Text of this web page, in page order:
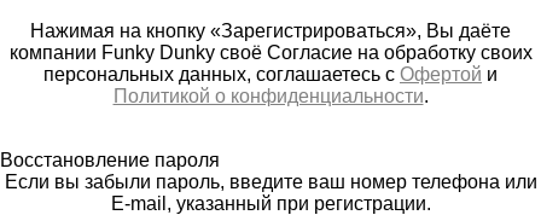
Нажимая на кнопку «Зарегистрироваться», Вы даёте
компании Funky Dunky своё Согласие на обработку своих
персональных данных, соглашаетесь с Офертой и
Политикой о конфиденциальности.
Восстановление пароля
Если вы забыли пароль, введите ваш номер телефона или
E-mail, указанный при регистрации.